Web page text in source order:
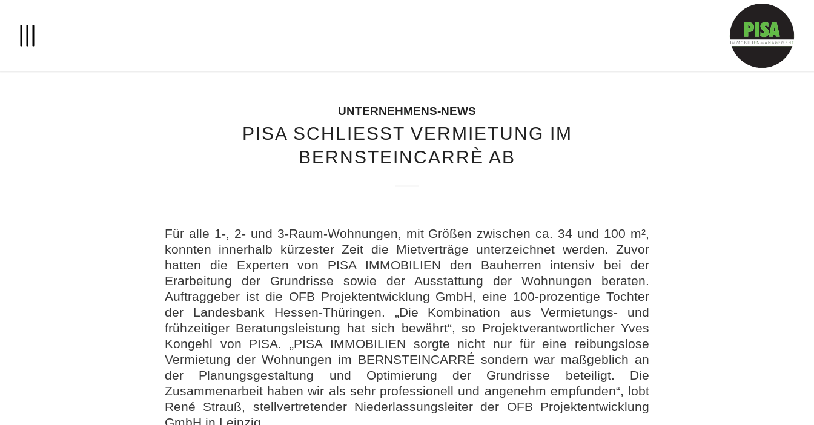
UNTERNEHMENS-NEWS
PISA SCHLIESST VERMIETUNG IM B
ERNSTEINCARRÈ AB
Für alle 1-, 2- und 3-Raum-Wohnungen, mit Größen zwischen ca. 34 und 100 m²,
konnten innerhalb kürzester Zeit die Mietverträge unterzeichnet werden. Zuvor
hatten die Experten von PISA IMMOBILIEN den Bauherren intensiv bei der
Erarbeitung der Grundrisse sowie der Ausstattung der Wohnungen beraten.
Auftraggeber ist die OFB Projektentwicklung GmbH, eine 100-prozentige Tochter
der Landesbank Hessen-Thüringen. „Die Kombination aus Vermietungs- und
frühzeitiger Beratungsleistung hat sich bewährt“, so Projektverantwortlicher Yves
Kongehl von PISA. „PISA IMMOBILIEN sorgte nicht nur für eine reibungslose
Vermietung der Wohnungen im BERNSTEINCARRÉ sondern war maßgeblich an
der Planungsgestaltung und Optimierung der Grundrisse beteiligt. Die
Zusammenarbeit haben wir als sehr professionell und angenehm empfunden“, lobt
René Strauß, stellvertretender Niederlassungsleiter der OFB Projektentwicklung
GmbH in Leipzig.